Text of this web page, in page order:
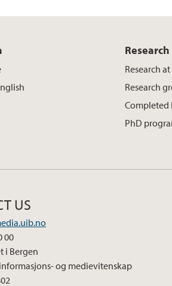
Research
Research
Research
Completed
PhD
US
00
i Bergen
og medievitenskap